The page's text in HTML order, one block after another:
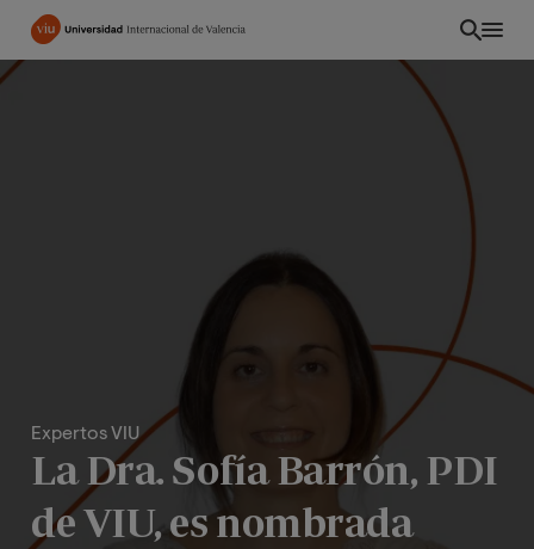
Pasar
contenido
Expertos VIU
La Dra. Sofía Barrón, PDI
de VIU, es nombrada